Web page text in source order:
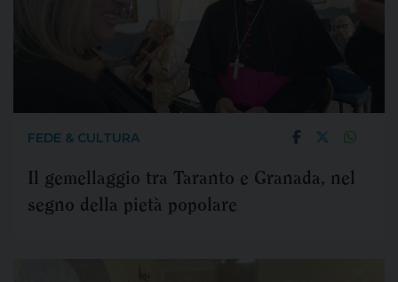
FEDE & CULTURA
Il gemellaggio tra Taranto e Granada, nel
segno della pietà popolare